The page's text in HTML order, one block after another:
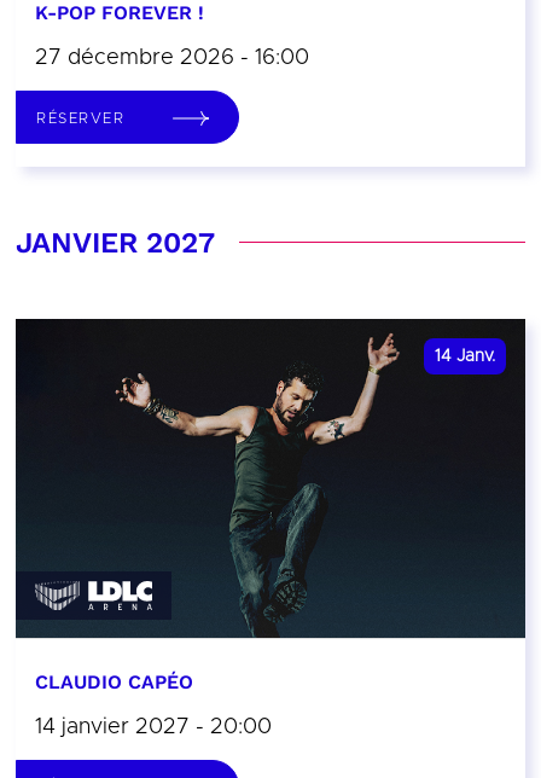
K-POP FOREVER !
27 décembre 2026 - 16:00
RÉSERVER
JANVIER 2027
14 Janv.
CLAUDIO CAPÉO
14 janvier 2027 - 20:00